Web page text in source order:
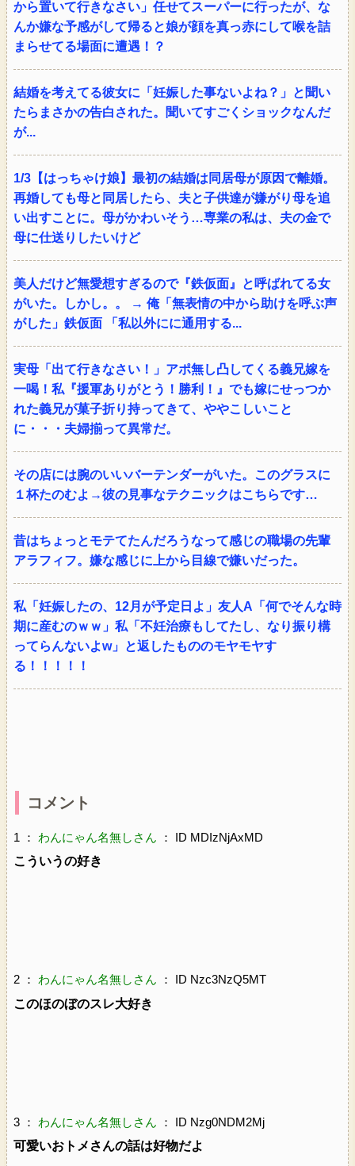
から置いて行きなさい」任せてスーパーに行ったが、な
んか嫌な予感がして帰ると娘が顔を真っ赤にして喉を詰
まらせてる場面に遭遇！？
結婚を考えてる彼女に「妊娠した事ないよね？」と聞い
たらまさかの告白された。聞いてすごくショックなんだ
が...
1/3【はっちゃけ娘】最初の結婚は同居母が原因で離婚。
再婚しても母と同居したら、夫と子供達が嫌がり母を追
い出すことに。母がかわいそう…専業の私は、夫の金で
母に仕送りしたいけど
美人だけど無愛想すぎるので『鉄仮面』と呼ばれてる女
がいた。しかし。。 → 俺「無表情の中から助けを呼ぶ声
がした」鉄仮面 「私以外にに通用する...
実母「出て行きなさい！」アポ無し凸してくる義兄嫁を
一喝！私『援軍ありがとう！勝利！』でも嫁にせっつか
れた義兄が菓子折り持ってきて、ややこしいこと
に・・・夫婦揃って異常だ。
その店には腕のいいバーテンダーがいた。このグラスに
１杯たのむよ→彼の見事なテクニックはこちらです…
昔はちょっとモテてたんだろうなって感じの職場の先輩
アラフィフ。嫌な感じに上から目線で嫌いだった。
私「妊娠したの、12月が予定日よ」友人A「何でそんな時
期に産むのｗｗ」私「不妊治療もしてたし、なり振り構
ってらんないよw」と返したもののモヤモヤす
る！！！！！
コメント
1 ： わんにゃん名無しさん ： ID MDIzNjAxMD
こういうの好き
2 ： わんにゃん名無しさん ： ID Nzc3NzQ5MT
このほのぼのスレ大好き
3 ： わんにゃん名無しさん ： ID Nzg0NDM2Mj
可愛いおトメさんの話は好物だよ